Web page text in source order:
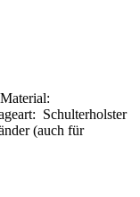
Schulterholster
(auch für